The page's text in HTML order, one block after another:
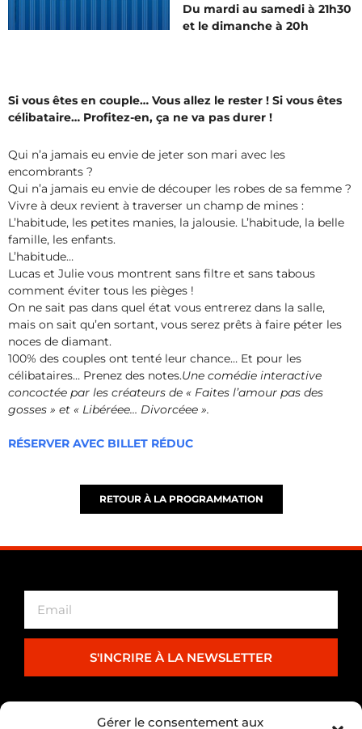
Gérer le consentement aux
Du mardi au samedi à 21h30
et le dimanche à 20h
Si vous êtes en couple… Vous allez le rester ! Si vous êtes
célibataire… Profitez-en, ça ne va pas durer !
Qui n’a jamais eu envie de jeter son mari avec les
encombrants ?
Qui n’a jamais eu envie de découper les robes de sa femme ?
Vivre à deux revient à traverser un champ de mines :
L’habitude, les petites manies, la jalousie. L’habitude, la belle
famille, les enfants.
L’habitude…
Lucas et Julie vous montrent sans filtre et sans tabous
comment éviter tous les pièges !
On ne sait pas dans quel état vous entrerez dans la salle,
mais on sait qu’en sortant, vous serez prêts à faire péter les
noces de diamant.
100% des couples ont tenté leur chance… Et pour les
célibataires… Prenez des notes.Une comédie interactive
concoctée par les créateurs de « Faites l’amour pas des
gosses » et « Libéréee… Divorcéee ».
RÉSERVER AVEC BILLET RÉDUC
RETOUR À LA PROGRAMMATION
S'INCRIRE À LA NEWSLETTER
PARTENARIAT